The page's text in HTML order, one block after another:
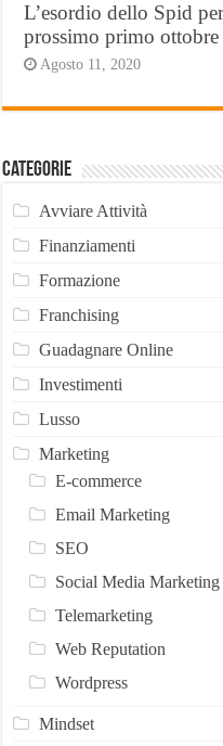
L’esordio dello Spid
prossimo primo ottobre
Agosto 11, 2020
Categorie
Avviare Attività
Finanziamenti
Formazione
Franchising
Guadagnare Online
Investimenti
Lusso
Marketing
E-commerce
Email Marketing
SEO
Social Media Marketing
Telemarketing
Web Reputation
Wordpress
Mindset